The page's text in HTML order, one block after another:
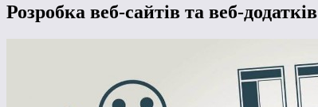
Розробка веб-сайтів та веб-додатків